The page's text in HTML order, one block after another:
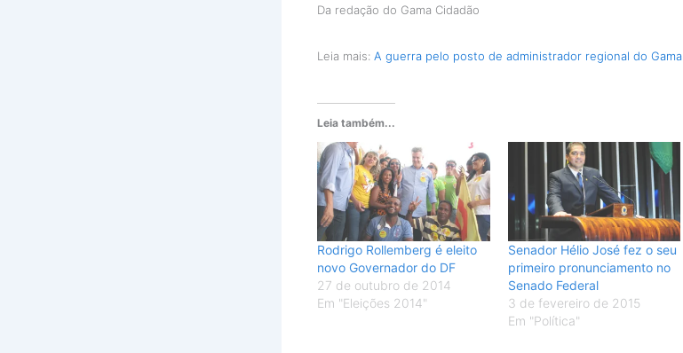
Da redação do Gama Cidadão
Leia mais: A guerra pelo posto de administrador regional do Gama
Leia também...
Rodrigo Rollemberg é eleito
novo Governador do DF
27 de outubro de 2014
Em "Eleições 2014"
Senador Hélio José fez o seu
primeiro pronunciamento no
Senado Federal
3 de fevereiro de 2015
Em "Política"